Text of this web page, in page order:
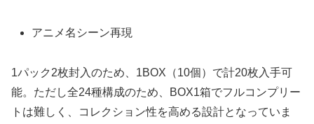
アニメ名シーン再現
1パック2枚封入のため、1BOX（10個）で計20枚入手可
能。ただし全24種構成のため、BOX1箱でフルコンプリー
トは難しく、コレクション性を高める設計となっていま